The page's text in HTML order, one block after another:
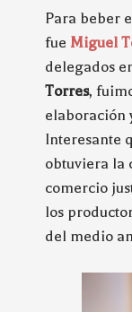
Para beber
fue Miguel
delegados
Torres,
elaboración
Interesante
obtuviera la
comercio
los
del medio